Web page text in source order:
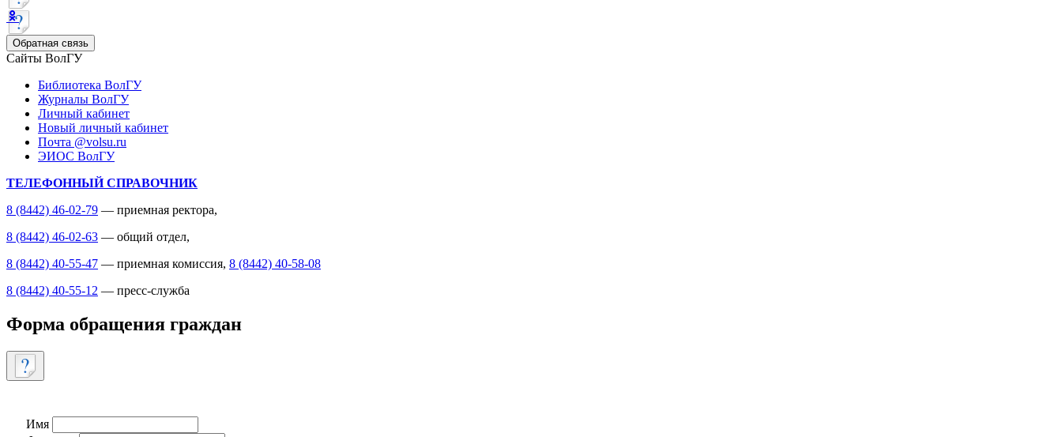
Обратная связь
Сайты ВолГУ
Библиотека ВолГУ
Журналы ВолГУ
Личный кабинет
Новый личный кабинет
Почта @volsu.ru
ЭИОС ВолГУ
ТЕЛЕФОННЫЙ СПРАВОЧНИК
8 (8442) 46-02-79 — приемная ректора,
8 (8442) 46-02-63 — общий отдел,
8 (8442) 40-55-47 — приемная комиссия, 8 (8442) 40-58-08
8 (8442) 40-55-12 — пресс-служба
Форма обращения граждан
Имя